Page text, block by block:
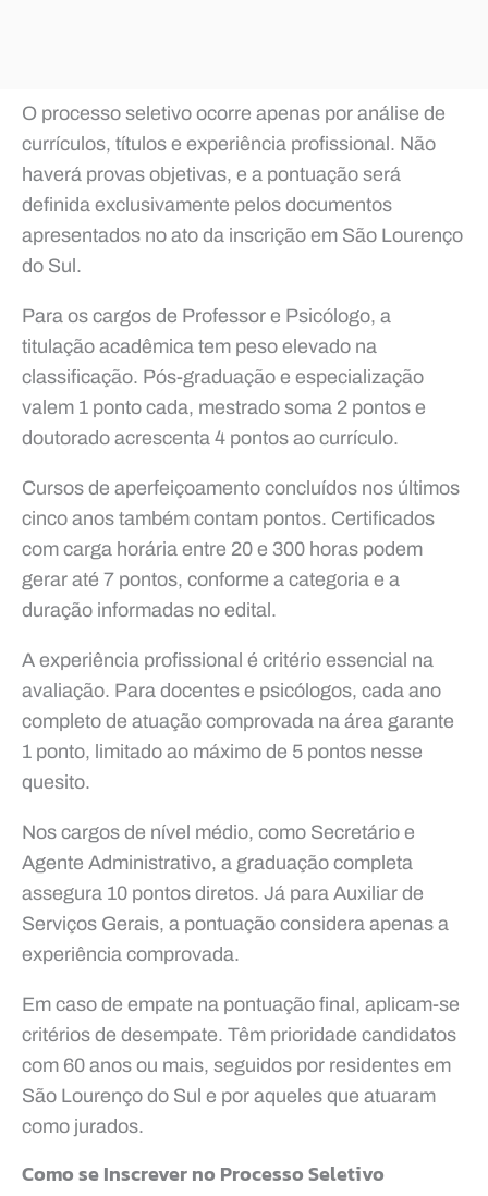
O processo seletivo ocorre apenas por análise de
currículos, títulos e experiência profissional. Não
haverá provas objetivas, e a pontuação será
definida exclusivamente pelos documentos
apresentados no ato da inscrição em São Lourenço
do Sul.
Para os cargos de Professor e Psicólogo, a
titulação acadêmica tem peso elevado na
classificação. Pós-graduação e especialização
valem 1 ponto cada, mestrado soma 2 pontos e
doutorado acrescenta 4 pontos ao currículo.
Cursos de aperfeiçoamento concluídos nos últimos
cinco anos também contam pontos. Certificados
com carga horária entre 20 e 300 horas podem
gerar até 7 pontos, conforme a categoria e a
duração informadas no edital.
A experiência profissional é critério essencial na
avaliação. Para docentes e psicólogos, cada ano
completo de atuação comprovada na área garante
1 ponto, limitado ao máximo de 5 pontos nesse
quesito.
Nos cargos de nível médio, como Secretário e
Agente Administrativo, a graduação completa
assegura 10 pontos diretos. Já para Auxiliar de
Serviços Gerais, a pontuação considera apenas a
experiência comprovada.
Em caso de empate na pontuação final, aplicam-se
critérios de desempate. Têm prioridade candidatos
com 60 anos ou mais, seguidos por residentes em
São Lourenço do Sul e por aqueles que atuaram
como jurados.
Como se Inscrever no Processo Seletivo